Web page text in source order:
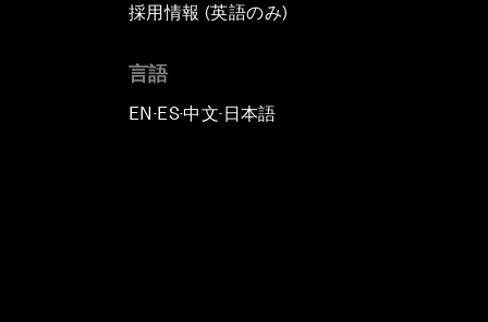
採用情報 (英語のみ)
言語
EN ▪ES▪中文▪ 日本語